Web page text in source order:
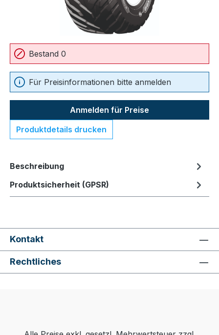
Bestand 0
Für Preisinformationen bitte anmelden
Anmelden für Preise
Produktdetails drucken
Beschreibung
Produktsicherheit (GPSR)
Kontakt
Rechtliches